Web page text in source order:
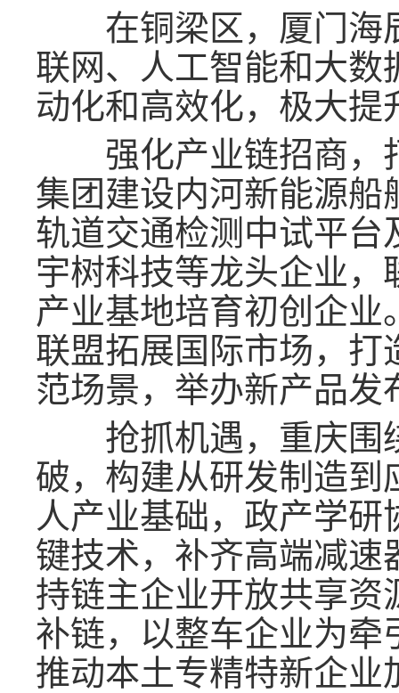
在铜梁区，厦门海
联网、人工智能和大数
动化和高效化，极大
强化产业链招商，
集团建设内河新能源船
轨道交通检测中试平台
宇树科技等龙头企业
产业基地培育初创企
联盟拓展国际市场，打
范场景，举办新产品发
抢抓机遇，重庆围
破，构建从研发制造到
人产业基础，政产学
键技术，补齐高端减速
持链主企业开放共享资
补链，以整车企业为牵
推动本土专精特新企业